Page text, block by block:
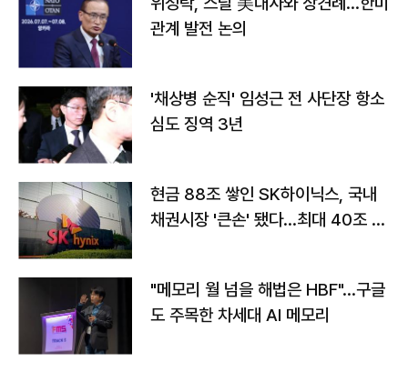
관계 발전 논의
'채상병 순직' 임성근 전 사단장 항소
심도 징역 3년
현금 88조 쌓인 SK하이닉스, 국내
채권시장 '큰손' 됐다…최대 40조 투
"메모리 월 넘을 해법은 HBF"…구글
도 주목한 차세대 AI 메모리